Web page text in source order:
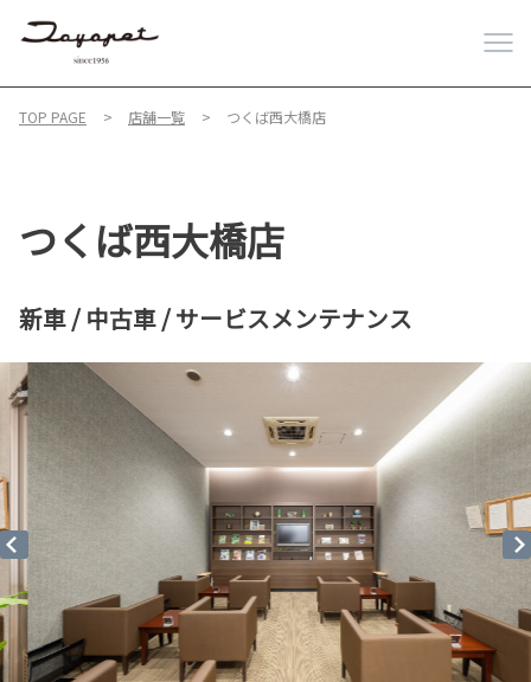
TOP PAGE 店舗一覧 つくば西大橋店
つくば西大橋店
新車 / 中古車 / サービスメンテナンス